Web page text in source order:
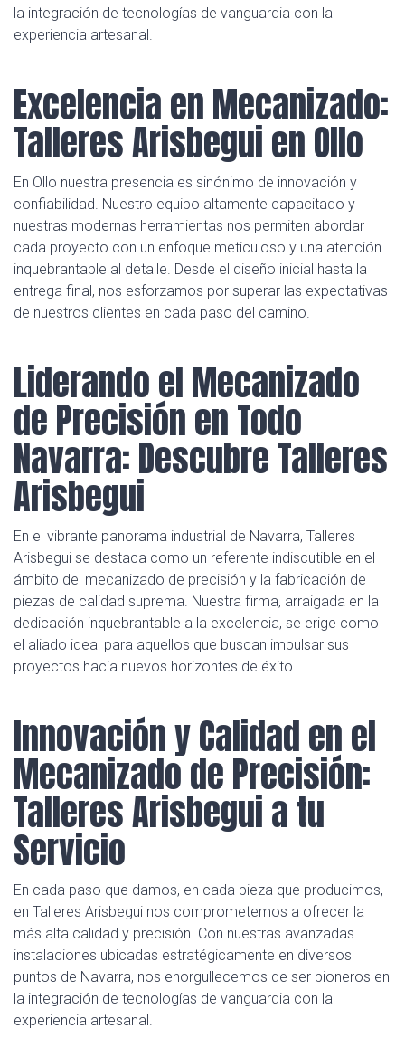
la integración de tecnologías de vanguardia con la
experiencia artesanal.
Excelencia en Mecanizado:
Talleres Arisbegui en Ollo
En Ollo nuestra presencia es sinónimo de innovación y
confiabilidad. Nuestro equipo altamente capacitado y
nuestras modernas herramientas nos permiten abordar
cada proyecto con un enfoque meticuloso y una atención
inquebrantable al detalle. Desde el diseño inicial hasta la
entrega final, nos esforzamos por superar las expectativas
de nuestros clientes en cada paso del camino.
Liderando el Mecanizado
de Precisión en Todo
Navarra: Descubre Talleres
Arisbegui
En el vibrante panorama industrial de Navarra, Talleres
Arisbegui se destaca como un referente indiscutible en el
ámbito del mecanizado de precisión y la fabricación de
piezas de calidad suprema. Nuestra firma, arraigada en la
dedicación inquebrantable a la excelencia, se erige como
el aliado ideal para aquellos que buscan impulsar sus
proyectos hacia nuevos horizontes de éxito.
Innovación y Calidad en el
Mecanizado de Precisión:
Talleres Arisbegui a tu
Servicio
En cada paso que damos, en cada pieza que producimos,
en Talleres Arisbegui nos comprometemos a ofrecer la
más alta calidad y precisión. Con nuestras avanzadas
instalaciones ubicadas estratégicamente en diversos
puntos de Navarra, nos enorgullecemos de ser pioneros en
la integración de tecnologías de vanguardia con la
experiencia artesanal.